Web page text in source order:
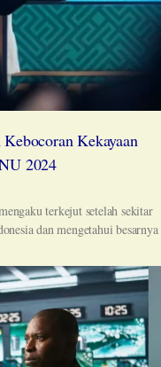
Kekayaan
2024
terkejut setelah sekitar
dan mengetahui besarnya